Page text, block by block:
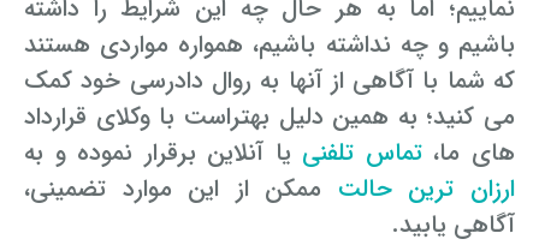
نماییم؛ اما به هر حال چه این شرایط را داشته
باشیم و چه نداشته باشیم، همواره مواردی هستند
که شما با آگاهی از آنها به روال دادرسی خود کمک
می کنید؛ به همین دلیل بهتراست با وکلای قرارداد
های ما،تماس تلفنی یا آنلاین برقرار نموده و به
ارزان ترین حالت ممکن از این موارد تضمینی،
آگاهی یابید.